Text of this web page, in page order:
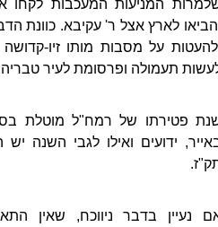
המניעות המעכבות לקחו
לארץ אצל ר' עקיבא. כוונת
על מסבות מותו זיו-קדושה
תעמולה ופרסומת לעיר
פטירתו של רמח"ל מוטלת
ידועים ואילו לגבי השנה
נעיין בדבר ניווכח, שאין